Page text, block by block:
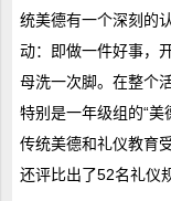
统美德有一个深刻的
动：即做一件好事，
母洗一次脚。在整个
特别是一年级组的“
传统美德和礼仪教育
还评比出了52名礼仪